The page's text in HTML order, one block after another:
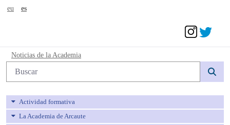
eu
es
Noticias de la Academia - avpe
Noticias de la Academia
Búsqueda web
Actividad formativa
La Academia de Arcaute